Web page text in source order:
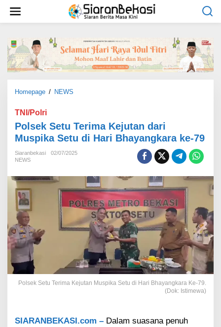
w
Homepage / NEWS
e
k
u
e
r
m
a
j
u
t
a
TNI/Polri
Polsek Setu Terima Kejutan dari
Muspika Setu di Hari Bhayangkara ke-79
Siaranbekasi
02/07/2025
NEWS
Polsek Setu Terima Kejutan Muspika Setu di Hari Bhayangkara Ke-79.
(Dok: Istimewa)
SIARANBEKASI.com – Dalam suasana penuh